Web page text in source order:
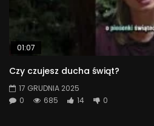
01:07
Czy czujesz ducha świąt?
17 GRUDNIA 2025
0
685 14 0